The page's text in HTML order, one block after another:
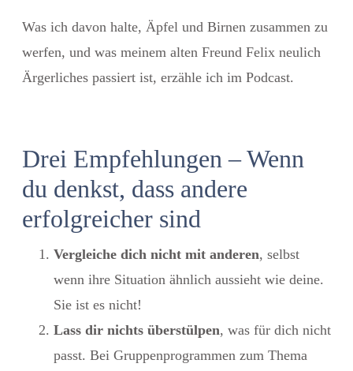
Was ich davon halte, Äpfel und Birnen zusammen zu
werfen, und was meinem alten Freund Felix neulich
Ärgerliches passiert ist, erzähle ich im Podcast.
Drei Empfehlungen – Wenn
du denkst, dass andere
erfolgreicher sind
Vergleiche dich nicht mit anderen, selbst
wenn ihre Situation ähnlich aussieht wie deine.
Sie ist es nicht!
Lass dir nichts überstülpen, was für dich nicht
passt. Bei Gruppenprogrammen zum Thema